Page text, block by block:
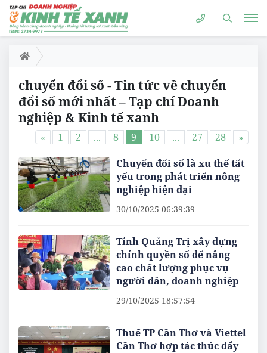
chuyển đổi số - Tin tức về chuyển
đổi số mới nhất – Tạp chí Doanh
nghiệp & Kinh tế xanh
« 1 2 ... 8 9 10 ... 27 28 »
Chuyển đổi số là xu thế tất
yếu trong phát triển nông
nghiệp hiện đại
30/10/2025 06:39:39
Tỉnh Quảng Trị xây dựng
chính quyền số để nâng
cao chất lượng phục vụ
người dân, doanh nghiệp
29/10/2025 18:57:54
Thuế TP Cần Thơ và Viettel
Cần Thơ hợp tác thúc đẩy